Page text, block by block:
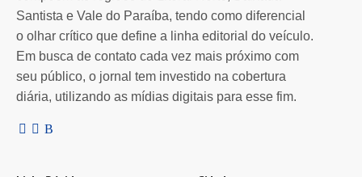
Santista e Vale do Paraíba, tendo como diferencial
o olhar crítico que define a linha editorial do veículo.
Em busca de contato cada vez mais próximo com
seu público, o jornal tem investido na cobertura
diária, utilizando as mídias digitais para esse fim.